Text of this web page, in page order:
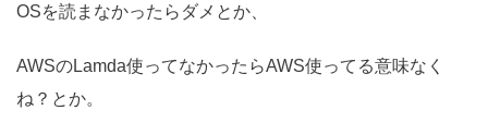
OSを読まなかったらダメとか、
AWSのLamda使ってなかったらAWS使ってる意味なく
ね？とか。